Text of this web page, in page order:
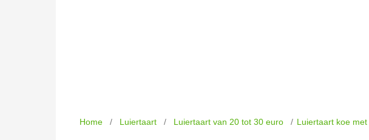
Home / Luiertaart / Luiertaart van 20 tot 30 euro / Luiertaart koe met